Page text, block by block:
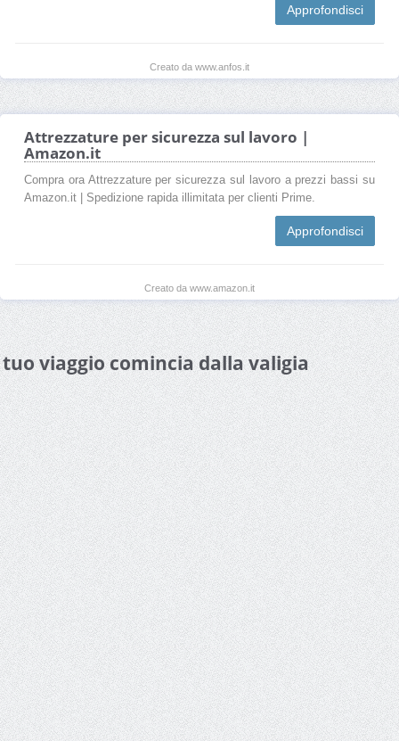
Approfondisci
Creato da www.anfos.it
Attrezzature per sicurezza sul lavoro |
Amazon.it
Compra ora Attrezzature per sicurezza sul lavoro a prezzi bassi su
Amazon.it | Spedizione rapida illimitata per clienti Prime.
Approfondisci
Creato da www.amazon.it
viaggio comincia dalla valigia